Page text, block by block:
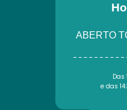
ABERTO
Das
e das